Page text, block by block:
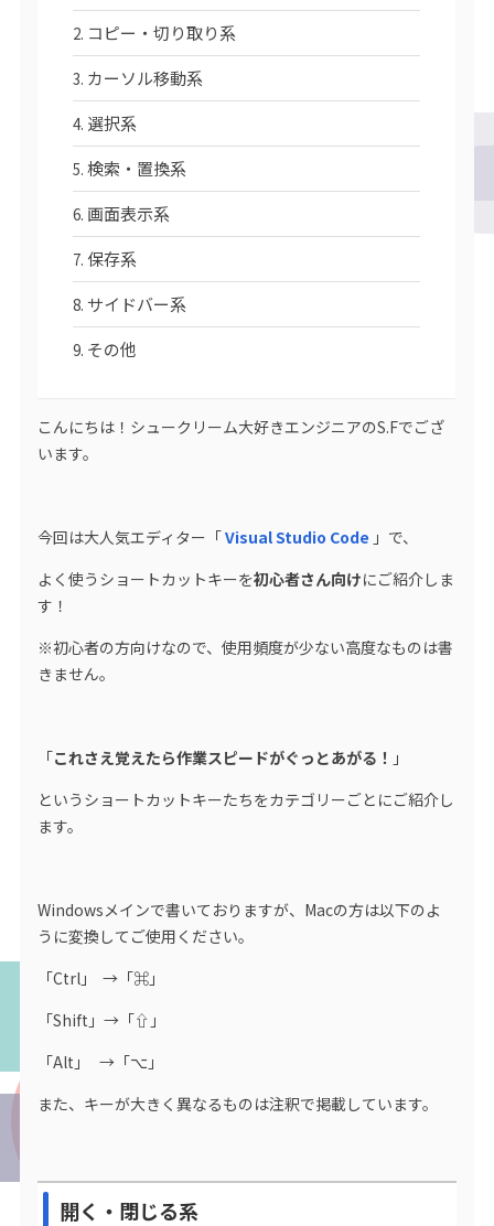
コピー・切り取り系
カーソル移動系
選択系
検索・置換系
画面表示系
保存系
サイドバー系
その他
こんにちは！シュークリーム大好きエンジニアのS.Fでござ
います。
今回は大人気エディター「Visual Studio Code 」で、
よく使うショートカットキーを初心者さん向けにご紹介しま
す！
※初心者の方向けなので、使用頻度が少ない高度なものは書
きません。
「これさえ覚えたら作業スピードがぐっとあがる！ 」
というショートカットキーたちをカテゴリーごとにご紹介し
ます。
Windowsメインで書いておりますが、Macの方は以下のよ
うに変換してご使用ください。
「Ctrl」 →「⌘」
「Shift」→「⇧」
「Alt」 →「⌥」
また、キーが大きく異なるものは注釈で掲載しています。
開く・閉じる系